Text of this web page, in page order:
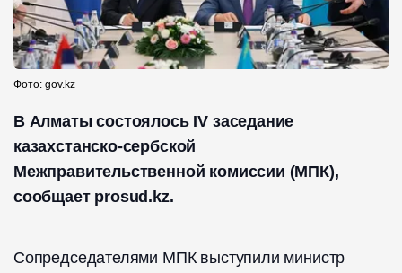
Фото: gov.kz
В Алматы состоялось IV заседание
казахстанско-сербской
Межправительственной комиссии (МПК),
сообщает prosud.kz.
Сопредседателями МПК выступили министр